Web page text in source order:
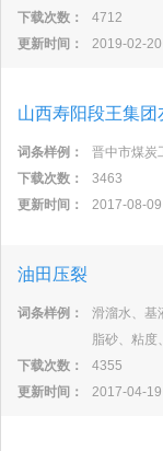
下载次数：
4712
更新时间：
2019-02-
山西寿阳段王集团
词条样例：
晋中市煤炭
下载次数：
3463
更新时间：
2017-08-
油田压裂
词条样例：
滑溜水、基
脂砂、粘度
下载次数：
4355
更新时间：
2017-04-